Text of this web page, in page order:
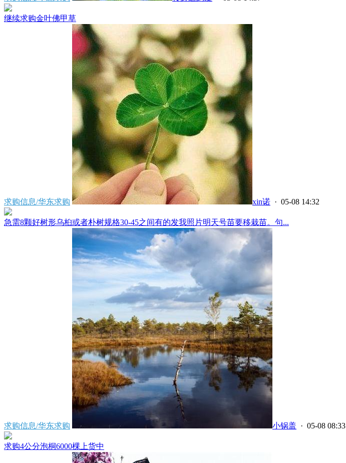
继续求购金叶佛甲草
求购信息/华东求购 xin诺 · 05-08 14:32
急需8颗好树形乌桕或者朴树规格30-45之间有的发我照片明天号苗要移栽苗。句...
求购信息/华东求购 小锅盖 · 05-08 08:33
求购4公分泡桐6000棵上货中